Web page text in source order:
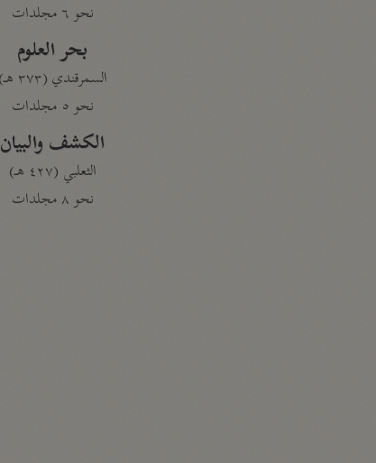
نحو ٦ مجلدات
بحر العلوم
السمرقندي (٣٧٣ هـ)
نحو ٥ مجلدات
الكشف والبيان
الثعلبي (٤٢٧ هـ)
نحو ٨ مجلدات